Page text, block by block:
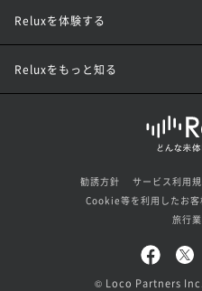
Reluxを体験する
Reluxをもっと知る
勧誘方針 サービス利用
Cookie等を利用したお客
旅行
© Loco Partners